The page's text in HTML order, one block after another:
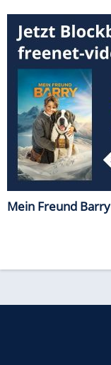
Mein Freund Barry